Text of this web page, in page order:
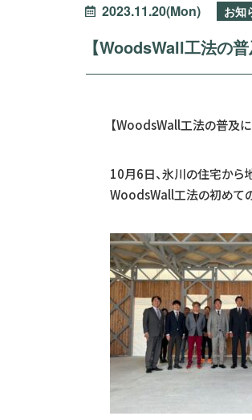
2023.11.20(Mon) お知
【WoodsWall工法の普
【WoodsWall工法の普及に
10月6日、氷川の住宅から
WoodsWall工法の初めて